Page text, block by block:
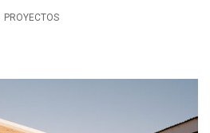
PROYECTOS